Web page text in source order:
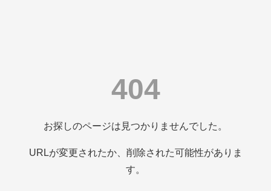
404
お探しのページは見つかりませんでした。
URLが変更されたか、削除された可能性がありま
す。